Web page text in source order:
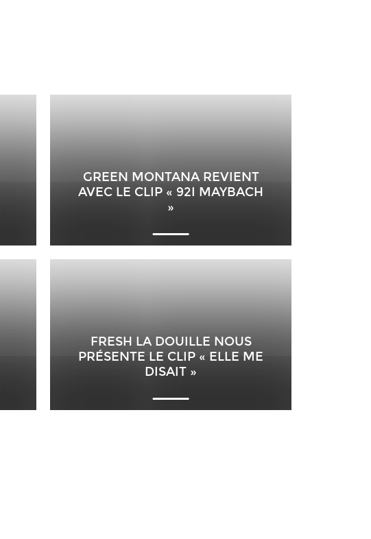
GREEN MONTANA REVIENT
AVEC LE CLIP « 92I MAYBACH
»
FRESH LA DOUILLE NOUS
PRÉSENTE LE CLIP « ELLE ME
DISAIT »